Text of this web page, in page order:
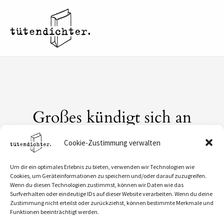
Cookie-Zustimmung verwalten
Um dir ein optimales Erlebnis zu bieten, verwenden wir Technologien wie
Cookies, um Geräteinformationen zu speichern und/oder darauf zuzugreifen.
Wenn du diesen Technologien zustimmst, können wir Daten wie das
Surfverhalten oder eindeutige IDs auf dieser Website verarbeiten. Wenn du deine
Zustimmung nicht erteilst oder zurückziehst, können bestimmte Merkmale und
Funktionen beeinträchtigt werden.
springen
Großes kündigt sich an
Hier bahnt sich etwas Großes an! Unser Shop ist
in Arbeit und wird bald veröffentlicht!